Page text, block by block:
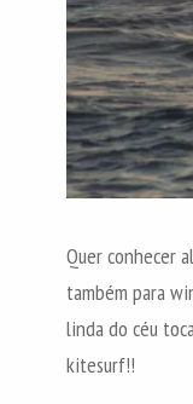
Quer conhecer
também para
linda do céu
kitesurf!!